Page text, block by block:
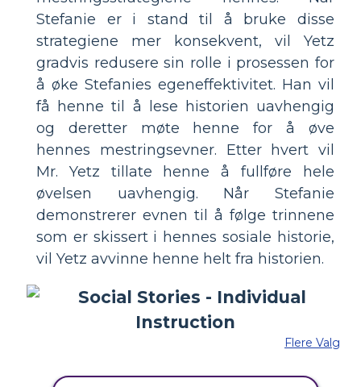
Stefanie er i stand til å bruke disse
strategiene mer konsekvent, vil Yetz
gradvis redusere sin rolle i prosessen for
å øke Stefanies egeneffektivitet. Han vil
få henne til å lese historien uavhengig
og deretter møte henne for å øve
hennes mestringsevner. Etter hvert vil
Mr. Yetz tillate henne å fullføre hele
øvelsen uavhengig. Når Stefanie
demonstrerer evnen til å følge trinnene
som er skissert i hennes sosiale historie,
vil Yetz avvinne henne helt fra historien.
Flere Valg